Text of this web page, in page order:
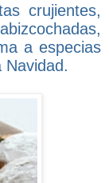
crujientes,
a especias
Navidad.